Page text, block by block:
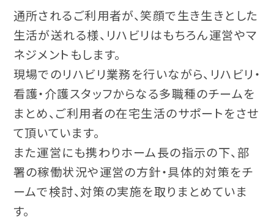
通所されるご利用者が、笑顔で生き生きとした
生活が送れる様、リハビリはもちろん運営やマ
ネジメントもします。
現場でのリハビリ業務を行いながら、リハビリ・
看護・介護スタッフからなる多職種のチームを
まとめ、ご利用者の在宅生活のサポートをさせ
て頂いています。
また運営にも携わりホーム長の指示の下、部
署の稼働状況や運営の方針・具体的対策をチ
ームで検討、対策の実施を取りまとめていま
す。